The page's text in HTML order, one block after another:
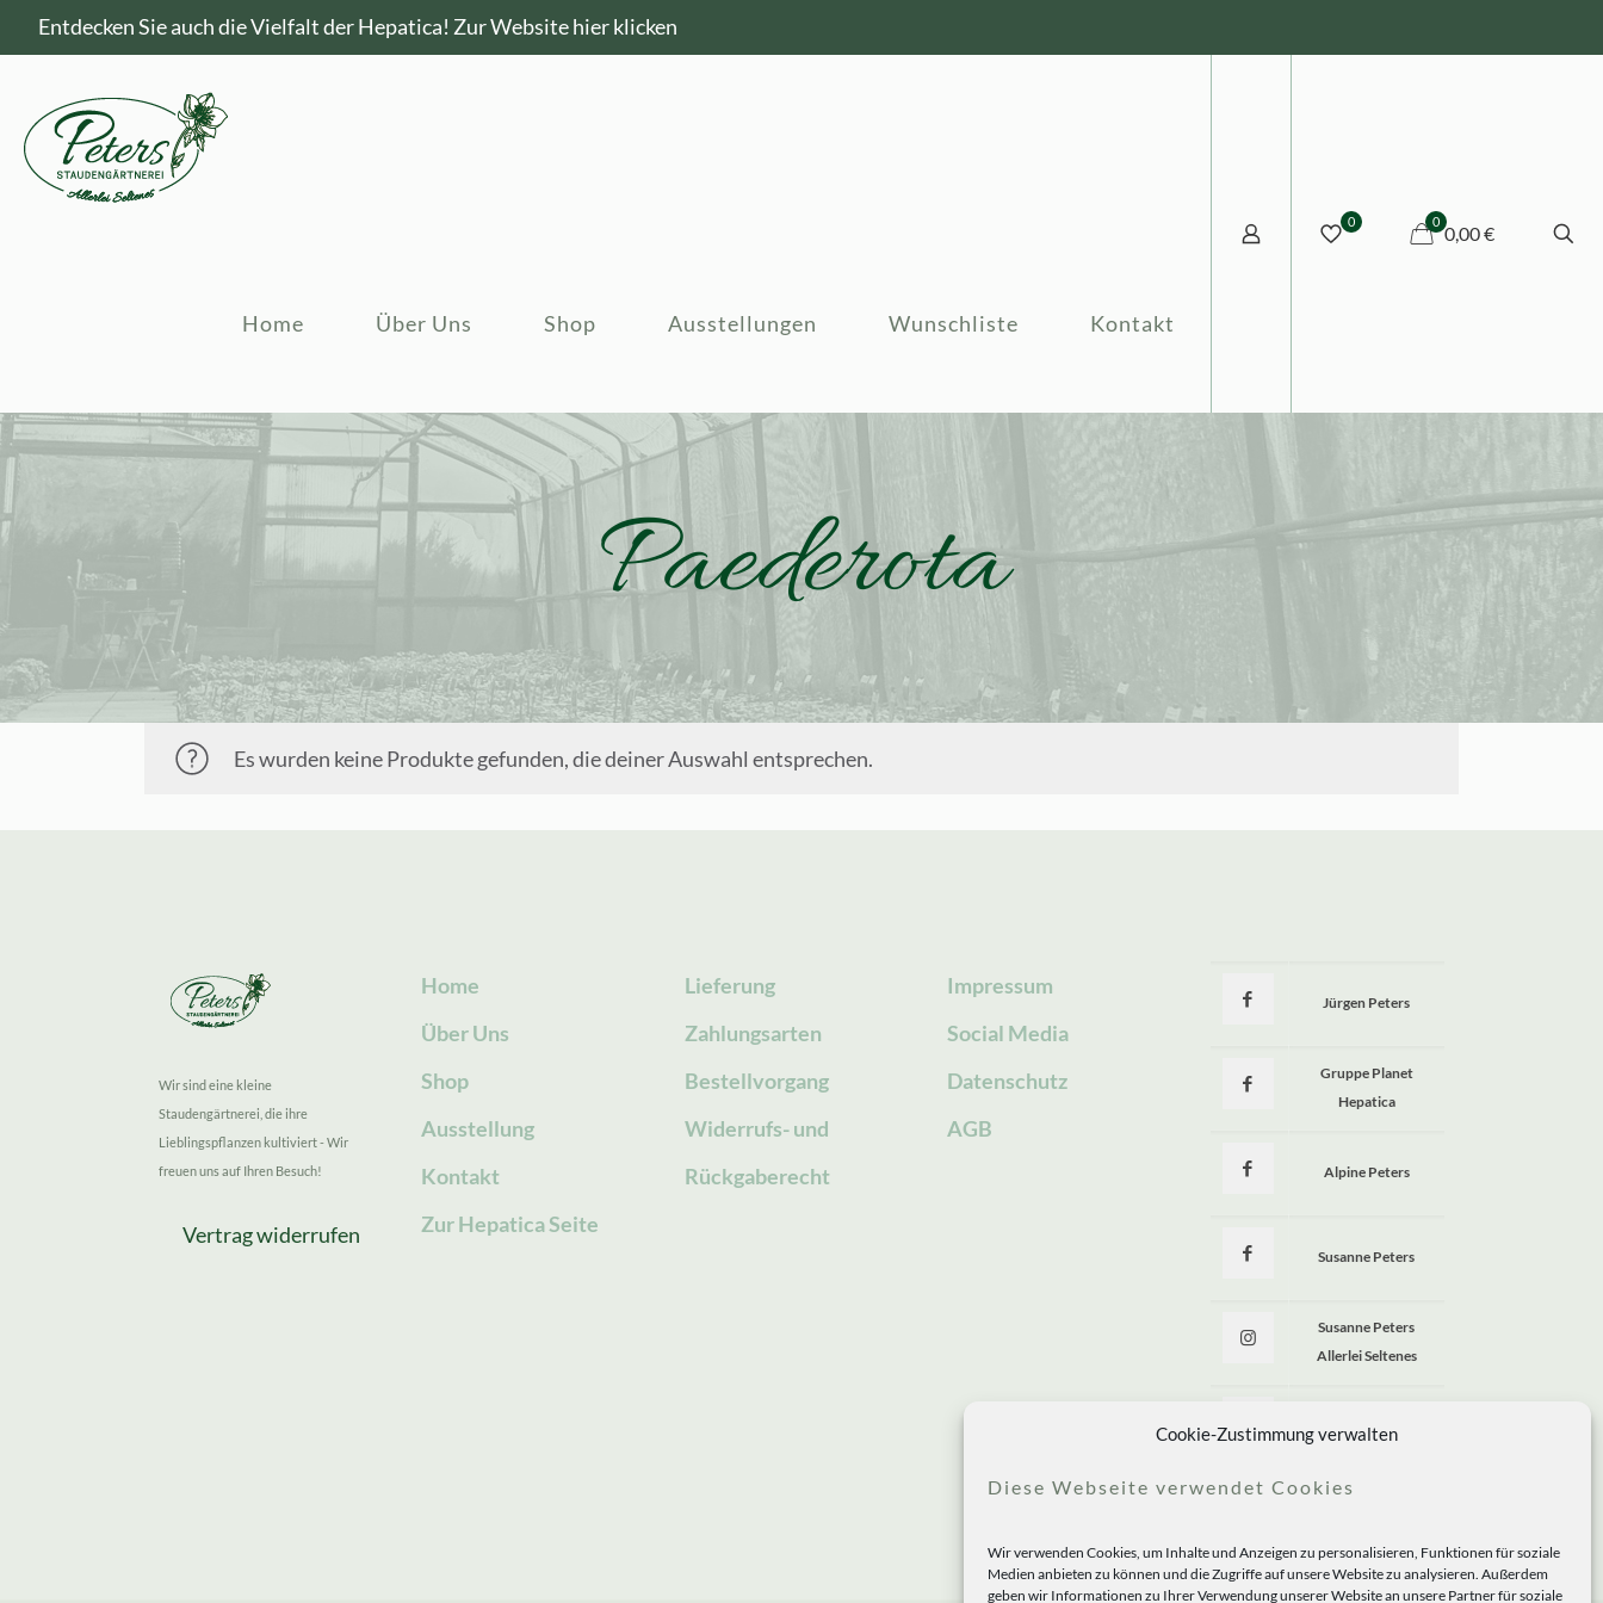
Cookie-Zustimmung verwalten
Diese Webseite verwendet Cookies
Wir verwenden Cookies, um Inhalte und Anzeigen zu personalisieren, Funktionen für soziale
Medien anbieten zu können und die Zugriffe auf unsere Website zu analysieren. Außerdem
geben wir Informationen zu Ihrer Verwendung unserer Website an unsere Partner für soziale
Entdecken Sie auch die Vielfalt der Hepatica! Zur Website hier klicken
Home Über Uns Shop Ausstellungen Wunschliste Kontakt
0 0
0,00 €
Paederota
Es wurden keine Produkte gefunden, die deiner Auswahl entsprechen.
Wir sind eine kleine
Staudengärtnerei, die ihre
Lieblingspflanzen kultiviert - Wir
freuen uns auf Ihren Besuch!
Vertrag widerrufen
Home
Über Uns
Shop
Ausstellung
Kontakt
Zur Hepatica Seite
Lieferung
Zahlungsarten
Bestellvorgang
Widerrufs- und
Rückgaberecht
Impressum
Social Media
Datenschutz
AGB
Jürgen Peters
Gruppe Planet
Hepatica
Alpine Peters
Susanne Peters
Susanne Peters
Allerlei Seltenes
Allerlei Seltenes